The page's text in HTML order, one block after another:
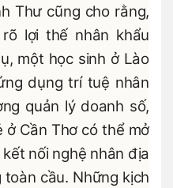
Thư cũng cho rằng,
lợi thế nhân khẩu
một học sinh ở Lào
dụng trí tuệ nhân
quản lý doanh số,
Cần Thơ có thể mở
nối nghệ nhân địa
cầu. Những kịch